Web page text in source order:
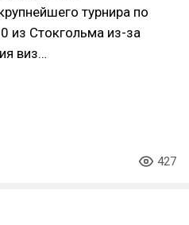
турнира по
из Стокгольма из-за
виз…
427